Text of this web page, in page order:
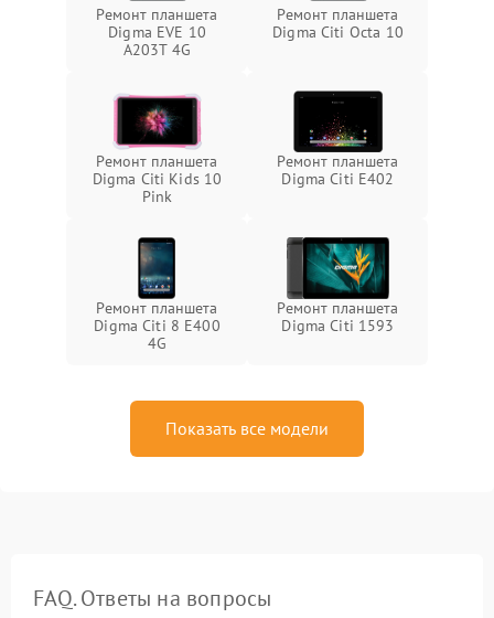
Ремонт планшета
Digma EVE 10
A203T 4G
Ремонт планшета
Digma Citi Octa 10
Ремонт планшета
Digma Citi Kids 10
Pink
Ремонт планшета
Digma Citi E402
Ремонт планшета
Digma Citi 8 E400
4G
Ремонт планшета
Digma Citi 1593
Показать все модели
FAQ. Ответы на вопросы